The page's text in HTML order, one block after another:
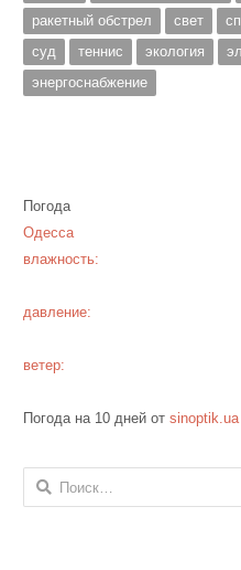
ракетный обстрел
свет
суд
теннис экология
энергоснабжение
Погода
Одесса
влажность:
давление:
ветер:
Погода на 10 дней от sinoptik.ua
Найти: